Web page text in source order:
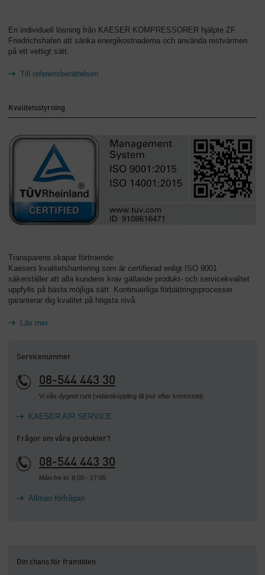
En individuell lösning från KAESER KOMPRESSORER hjälpte ZF
Friedrichshafen att sänka energikostnaderna och använda restvärmen
på ett vettigt sätt.
Till referensberättelsen
Kvalitetsstyrning
Transparens skapar förtroende:
Kaesers kvalitetshantering som är certifierad enligt ISO 9001
säkerställer att alla kundens krav gällande produkt- och servicekvalitet
uppfylls på bästa möjliga sätt. Kontinuerliga förbättringsprocesser
garanterar dig kvalitet på högsta nivå.
Läs mer
Servicenummer
08-544 443 30
Vi nås dygnet runt (vidarekoppling till jour efter kontorstid)
KAESER AIR SERVICE
Frågor om våra produkter?
08-544 443 30
Mån-fre kl. 8:00 - 17:00
Allmän förfrågan
Din chans för framtiden